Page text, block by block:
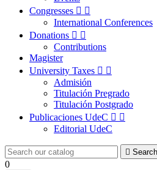
Congresses  
International Conferences
Donations  
Contributions
Magister
University Taxes  
Admisión
Titulación Pregrado
Titulación Postgrado
Publicaciones UdeC  
Editorial UdeC
 Search
0